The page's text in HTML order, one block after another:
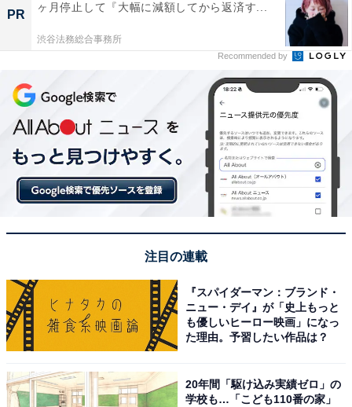
PR
ヶ月停止して『大幅に減額してから返済す...
渋谷法務総合事務所
Recommended by
注目の連載
『スパイダーマン：ブランド・
ニュー・デイ』が「史上もっと
も優しいヒーロー映画」になっ
た理由。予習したい作品は？
20年間「駆け込み実績ゼロ」の
学校も…「こども110番の家」